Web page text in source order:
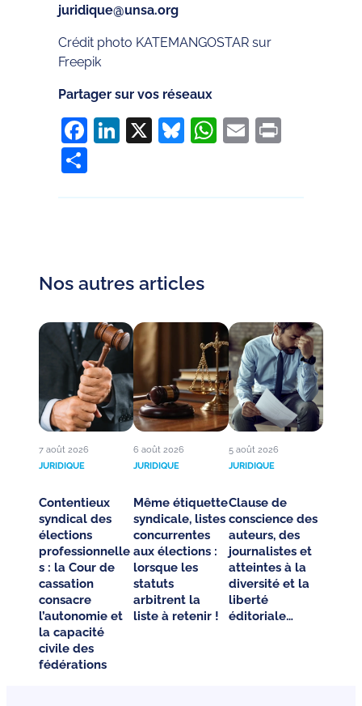
juridique@unsa.org
Crédit photo KATEMANGOSTAR sur
Freepik
Partager sur vos réseaux
Facebook
LinkedIn
X Bluesky
WhatsApp
Email
Nos autres articles
7 août 2026
JURIDIQUE
Contentieux
syndical des
élections
professionnelle
s : la Cour de
cassation
consacre
l’autonomie et
la capacité
civile des
fédérations
6 août 2026
JURIDIQUE
Même étiquette
syndicale, listes
concurrentes
aux élections :
lorsque les
statuts
arbitrent la
liste à retenir !
5 août 2026
JURIDIQUE
Clause de
conscience des
auteurs, des
journalistes et
atteintes à la
diversité et la
liberté
éditoriale…